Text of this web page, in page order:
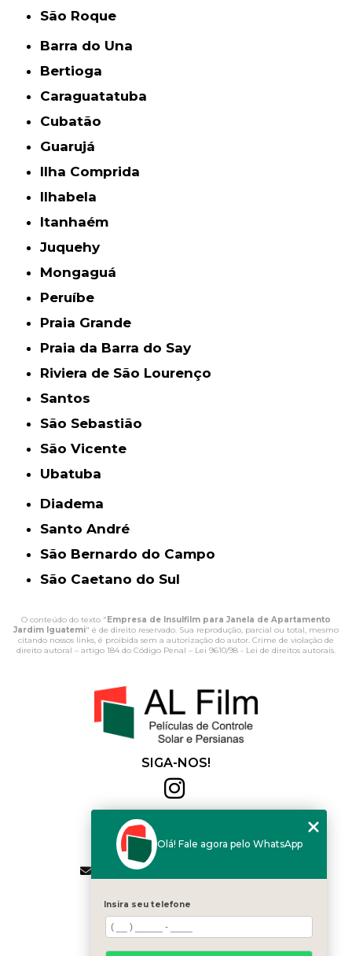
São Roque
Barra do Una
Bertioga
Caraguatatuba
Cubatão
Guarujá
Ilha Comprida
Ilhabela
Itanhaém
Juquehy
Mongaguá
Peruíbe
Praia Grande
Praia da Barra do Say
Riviera de São Lourenço
Santos
São Sebastião
São Vicente
Ubatuba
Diadema
Santo André
São Bernardo do Campo
São Caetano do Sul
O conteúdo do texto " Empresa de Insulfilm para Janela de Apartamento
Jardim Iguatemi" é de direito reservado. Sua reprodução, parcial ou total, mesmo
citando nossos links, é proibida sem a autorização do autor. Crime de violação de
direito autoral – artigo 184 do Código Penal – Lei 9610/98 - Lei de direitos autorais.
SIGA-NOS!
(11) 2564-4684
(11) 94168-2041
contato.vendas@alfilm.com.br
MENU
HOME
QUEM SOMOS
SERVIÇOS
Olá! Fale agora pelo WhatsApp
Insira seu telefone